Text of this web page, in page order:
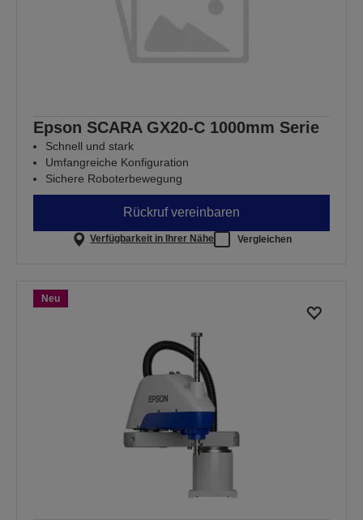
Epson SCARA GX20-C 1000mm Serie
Schnell und stark
Umfangreiche Konfiguration
Sichere Roboterbewegung
Rückruf vereinbaren
Verfügbarkeit in Ihrer Nähe Vergleichen
Neu